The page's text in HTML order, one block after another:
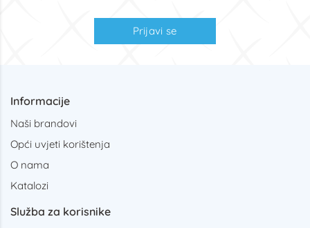
Prijavi se
Informacije
Naši brandovi
Opći uvjeti korištenja
O nama
Katalozi
Služba za korisnike